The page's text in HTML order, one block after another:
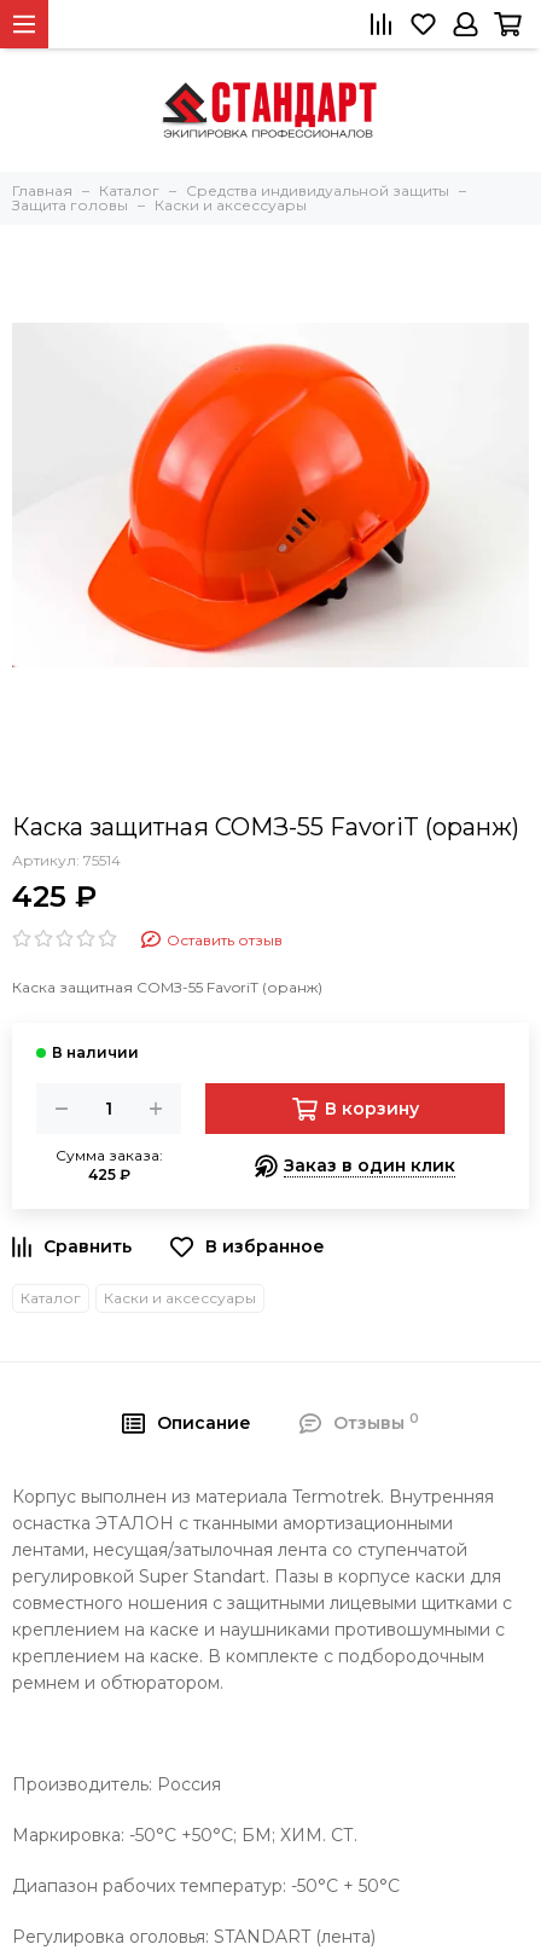
Главная Каталог
Средства индивидуальной защиты
Защита головы
Каски и аксессуары
Каска защитная СОМЗ-55 FavoriT (оранж)
Артикул: 75514
425 ₽
Оставить отзыв
Каска защитная СОМЗ-55 FavoriT (оранж)
Сумма заказа:
425 ₽
В корзину
Заказ в один клик
В избранное
Каталог Каски и аксессуары
Описание Отзывы 0
Корпус выполнен из материала Termotrek. Внутренняя
оснастка ЭТАЛОН с тканными амортизационными
лентами, несущая/затылочная лента со ступенчатой
регулировкой Super Standart. Пазы в корпусе каски для
совместного ношения с защитными лицевыми щитками с
креплением на каске и наушниками противошумными с
креплением на каске. В комплекте с подбородочным
ремнем и обтюратором.
Производитель: Россия
Маркировка: -50°C +50°C; БМ; ХИМ. СТ.
Диапазон рабочих температур: -50°C + 50°C
Регулировка оголовья: STANDART (лента)